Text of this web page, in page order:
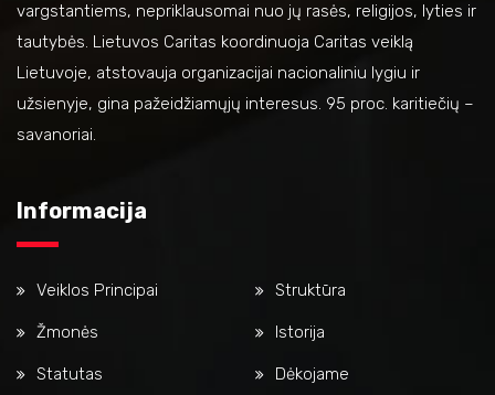
vargstantiems, nepriklausomai nuo jų rasės, religijos, lyties ir
tautybės. Lietuvos Caritas koordinuoja Caritas veiklą
Lietuvoje, atstovauja organizacijai nacionaliniu lygiu ir
užsienyje, gina pažeidžiamųjų interesus. 95 proc. karitiečių –
savanoriai.
Informacija
Veiklos Principai Struktūra
Žmonės Istorija
Statutas Dėkojame